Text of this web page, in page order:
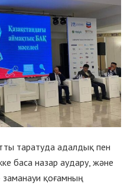
таратуда адалдық пен
баса назар аудару, және
қоғамның